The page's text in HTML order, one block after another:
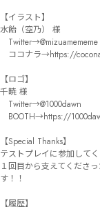
【イラスト】
水飴（空乃） 様
Twitter→@mizuamememe
ココナラ→https://
【ロゴ】
千暁 様
Twitter→@1000dawn
BOOTH→https://
【Special Thanks】
テストプレイに参加して
１回目から支えてくださ
す！！
【履歴】